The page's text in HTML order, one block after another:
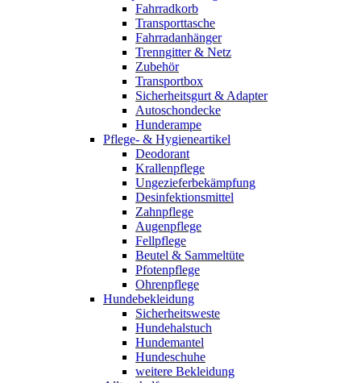
Fahrradkorb
Transporttasche
Fahrradanhänger
Trenngitter & Netz
Zubehör
Transportbox
Sicherheitsgurt & Adapter
Autoschondecke
Hunderampe
Pflege- & Hygieneartikel
Deodorant
Krallenpflege
Ungezieferbekämpfung
Desinfektionsmittel
Zahnpflege
Augenpflege
Fellpflege
Beutel & Sammeltüte
Pfotenpflege
Ohrenpflege
Hundebekleidung
Sicherheitsweste
Hundehalstuch
Hundemantel
Hundeschuhe
weitere Bekleidung